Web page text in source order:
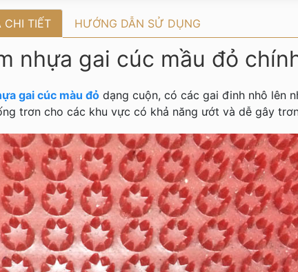
đình Cô Hương
Times City 458 Minh Khai, Hai Bà Trưng, Hà Nội
Thảm Trải Sàn Tòa Nhà PeTro
CHI TIẾT HƯỚNG DẪN SỬ DỤNG
nhựa gai cúc mầu đỏ
gai cúc màu đỏ dạng cuộn, có các gai đinh nhô lên
trơn cho các khu vực có khả năng ướt và dễ gây